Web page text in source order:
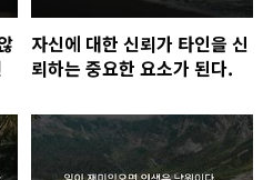
자신에 대한 신뢰가 타인을 신
뢰하는 중요한 요소가 된다.